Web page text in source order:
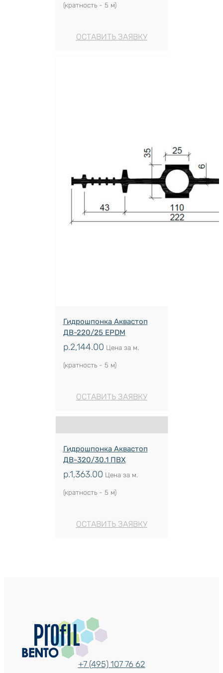
(кратность - 5 м)
ОСТАВИТЬ ЗАЯВКУ
Гидрошпонка Аквастоп
ДВ-220/25 EPDM
р.2,144.00 Цена за м.
(кратность - 5 м)
ОСТАВИТЬ ЗАЯВКУ
Гидрошпонка Аквастоп
ДВ-320/30.1 ПВХ
р.1,363.00 Цена за м.
(кратность - 5 м)
ОСТАВИТЬ ЗАЯВКУ
+7 (495) 107 76 62